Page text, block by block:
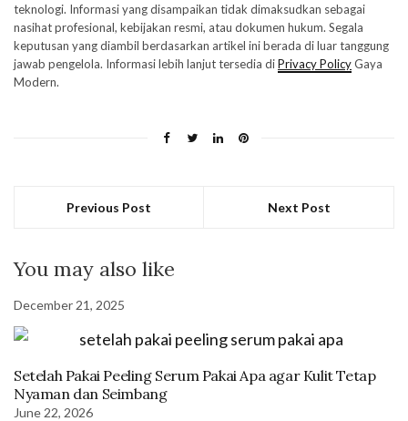
teknologi. Informasi yang disampaikan tidak dimaksudkan sebagai
nasihat profesional, kebijakan resmi, atau dokumen hukum. Segala
keputusan yang diambil berdasarkan artikel ini berada di luar tanggung
jawab pengelola. Informasi lebih lanjut tersedia diPrivacy PolicyGaya
Modern.
Previous Post Next Post
You may also like
December 21, 2025
Setelah Pakai Peeling Serum Pakai Apa agar Kulit Tetap
Nyaman dan Seimbang
June 22, 2026